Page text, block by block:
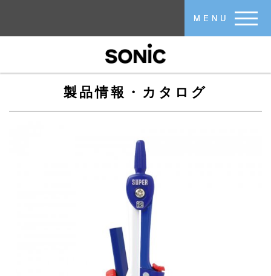
MENU
製品情報・カタログ